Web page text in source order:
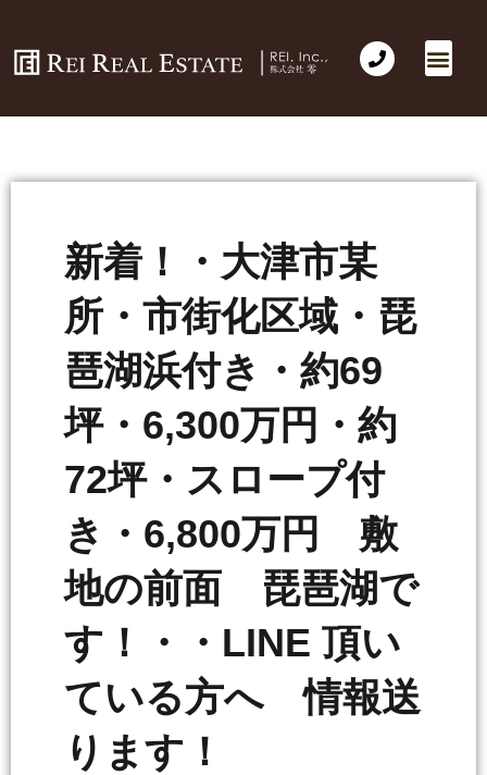
新着！・大津市某
所・市街化区域・琵
琶湖浜付き・約69
坪・6,300万円・約
72坪・スロープ付
き・6,800万円 敷
地の前面 琵琶湖で
す！・・LINE 頂い
ている方へ 情報送
ります！